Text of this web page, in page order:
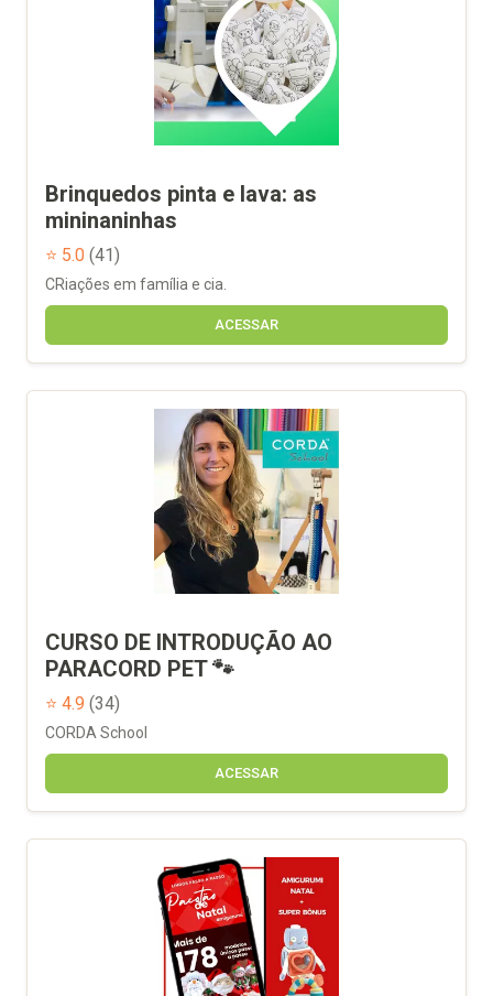
Brinquedos pinta e lava: as
mininaninhas
⭐ 5.0 (41)
CRiações em família e cia.
ACESSAR
CURSO DE INTRODUÇÃO AO
PARACORD PET 🐾
⭐ 4.9 (34)
CORDA School
ACESSAR